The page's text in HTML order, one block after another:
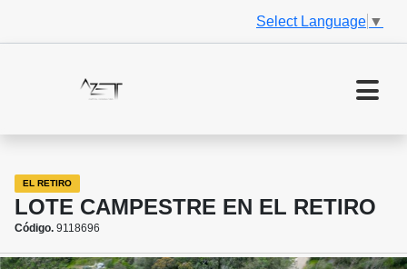
Select Language ▼
EL RETIRO
LOTE CAMPESTRE EN EL RETIRO
Código. 9118696